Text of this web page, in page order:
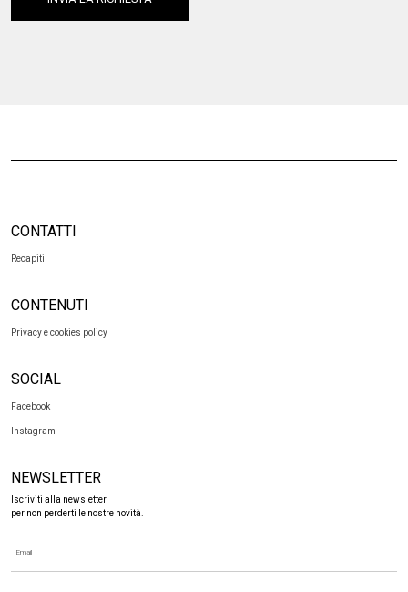
CONTATTI
Recapiti
CONTENUTI
Privacy e cookies policy
SOCIAL
Facebook
Instagram
NEWSLETTER
Iscriviti alla newsletter
per non perderti le nostre novità.